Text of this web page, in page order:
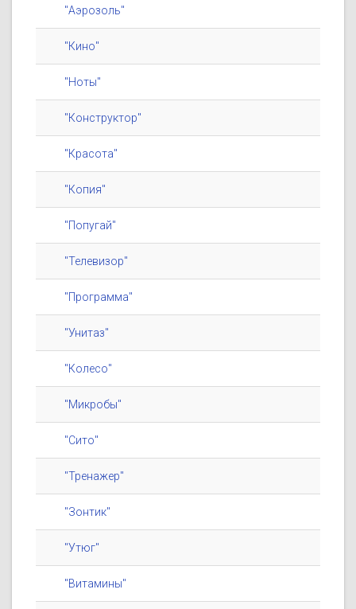
"Аэрозоль"
"Кино"
"Ноты"
"Конструктор"
"Красота"
"Копия"
"Попугай"
"Телевизор"
"Программа"
"Унитаз"
"Колесо"
"Микробы"
"Сито"
"Тренажер"
"Зонтик"
"Утюг"
"Витамины"